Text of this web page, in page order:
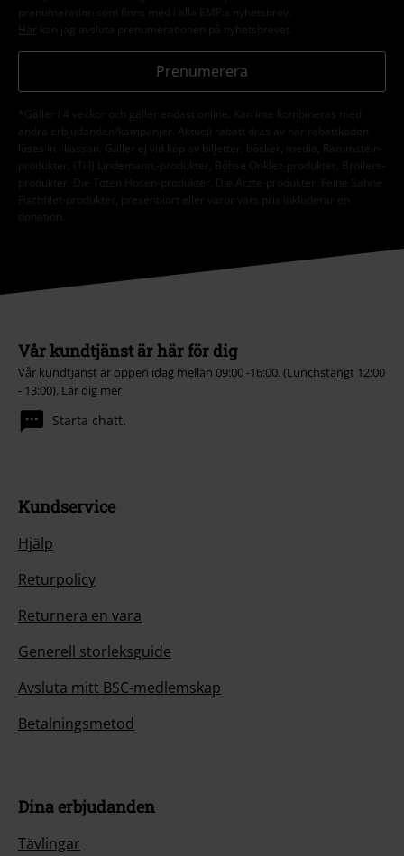
prenumeration som finns med i alla EMP:s nyhetsbrev.
Här kan jag avsluta prenumerationen på nyhetsbrevet.
Prenumerera
*Gäller i 4 veckor och gäller endast online. Kan inte kombineras med
andra erbjudanden/kampanjer. Aktuell rabatt dras av när rabattkoden
löses in i kassan. Gäller ej vid köp av biljetter, böcker, media, Rammstein-
produkter, (Till) Lindemann,-produkter, Böhse Onklez-produkter, Broilers-
produkter, Die Toten Hosen-produkter, Die Ärzte-produkter, Feine Sahne
Fischfilet-produkter, presentkort eller varor vars pris inkluderar en
donation.
Vår kundtjänst är här för dig
Vår kundtjänst är öppen idag mellan 09:00 -16:00. (Lunchstängt 12:00
- 13:00). Lär dig mer
Starta chatt.
Kundservice
Hjälp
Returpolicy
Returnera en vara
Generell storleksguide
Avsluta mitt BSC-medlemskap
Betalningsmetod
Dina erbjudanden
Tävlingar